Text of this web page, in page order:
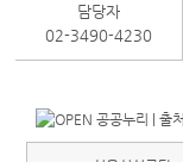
담당자
02-3490-4230